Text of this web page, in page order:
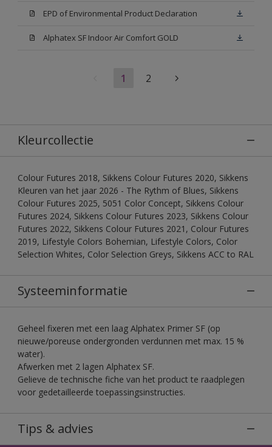
EPD of Environmental Product Declaration
Alphatex SF Indoor Air Comfort GOLD
1 2
Kleurcollectie
Colour Futures 2018, Sikkens Colour Futures 2020, Sikkens
Kleuren van het jaar 2026 - The Rythm of Blues, Sikkens
Colour Futures 2025, 5051 Color Concept, Sikkens Colour
Futures 2024, Sikkens Colour Futures 2023, Sikkens Colour
Futures 2022, Sikkens Colour Futures 2021, Colour Futures
2019, Lifestyle Colors Bohemian, Lifestyle Colors, Color
Selection Whites, Color Selection Greys, Sikkens ACC to RAL
Systeeminformatie
Geheel fixeren met een laag Alphatex Primer SF (op
nieuwe/poreuse ondergronden verdunnen met max. 15 %
water).
Afwerken met 2 lagen Alphatex SF.
Gelieve de technische fiche van het product te raadplegen
voor gedetailleerde toepassingsinstructies.
Tips & advies